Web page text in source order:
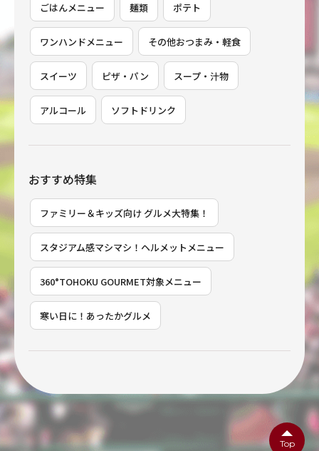
ごはんメニュー 麺類 ポテト
ワンハンドメニュー その他おつまみ・軽食
スイーツ ピザ・パン スープ・汁物
アルコール ソフトドリンク
おすすめ特集
ファミリー＆キッズ向け グルメ大特集！
スタジアム感マシマシ！ヘルメットメニュー
360°TOHOKU GOURMET対象メニュー
寒い日に！あったかグルメ
Top